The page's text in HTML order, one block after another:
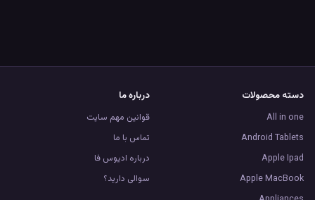
دسته محصولات
All in one
Android Tablets
Apple Ipad
Apple MacBook
درباره ما
قوانین مهم سایت
تماس با ما
درباره ادیوس فا
سوالی دارید؟